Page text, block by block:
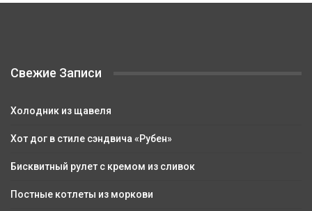
Свежие Записи
Холодник из щавеля
Хот дог в стиле сэндвича «Рубен»
Бисквитный рулет с кремом из сливок
Постные котлеты из моркови